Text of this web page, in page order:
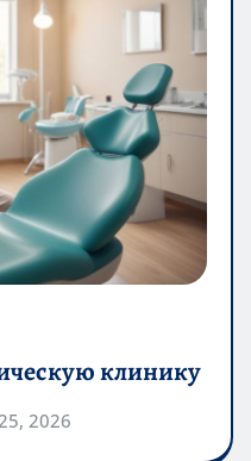
клинику
2026